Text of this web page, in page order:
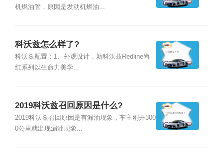
机燃油管，原因是发动机燃油...
科沃兹怎么样了?
科沃兹配置：1、外观设计，新科沃兹Redline尚·
红系列以生命力美学...
2019科沃兹召回原因是什么?
2019科沃兹召回原因是有漏油现象，车主刚开300
0公里就出现漏油现象...